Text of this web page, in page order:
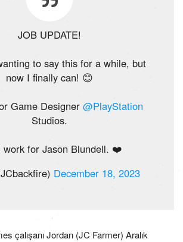
JOB UPDATE!
to say this for a while, but
now I finally can! 😊
Game Designer @PlayStation
Studios.
work for Jason Blundell. ❤️
December 18, 2023
çalışanı Jordan (JC Farmer) Aralık